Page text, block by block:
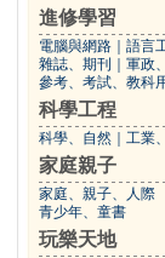
進修學習
電腦與網路
語言
雜誌、期刊
軍政
參考、考試、教科
科學工程
科學、自然 工業
家庭親子
家庭、親子、人際
青少年、童書
玩樂天地